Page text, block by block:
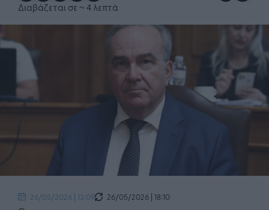
Διαβάζεται σε ~ 4 λεπτά
26/05/2026 | 13:09
26/05/2026 | 18:10